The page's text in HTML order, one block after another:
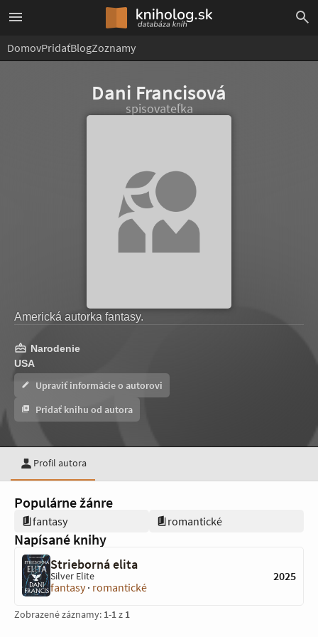
DomovPridaťBlogZoznamy
Dani Francisová
spisovateľka
Americká autorka fantasy.
Narodenie
USA
Upraviť informácie o autorovi
Pridať knihu od autora
Profil autora
Populárne žánre
fantasy romantické
Napísané knihy
Strieborná elita
Silver Elite
fantasy· romantické
2025
Zobrazené záznamy: 1-1z 1